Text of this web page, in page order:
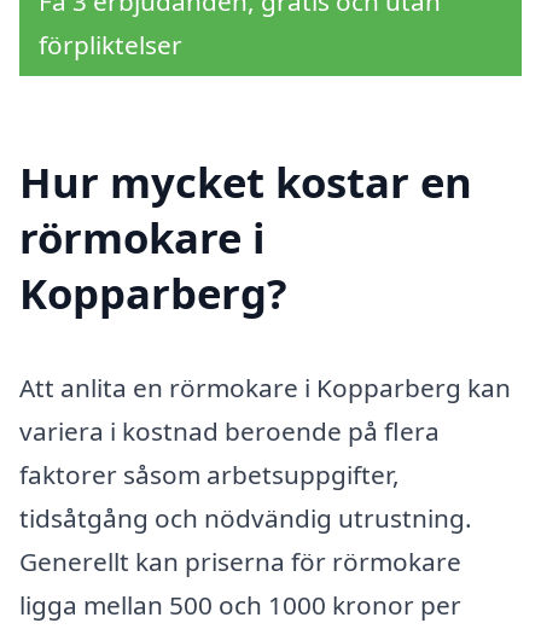
förpliktelser
Hur mycket kostar en
rörmokare i
Kopparberg?
Att anlita en rörmokare i Kopparberg kan
variera i kostnad beroende på flera
faktorer såsom arbetsuppgifter,
tidsåtgång och nödvändig utrustning.
Generellt kan priserna för rörmokare
ligga mellan 500 och 1000 kronor per